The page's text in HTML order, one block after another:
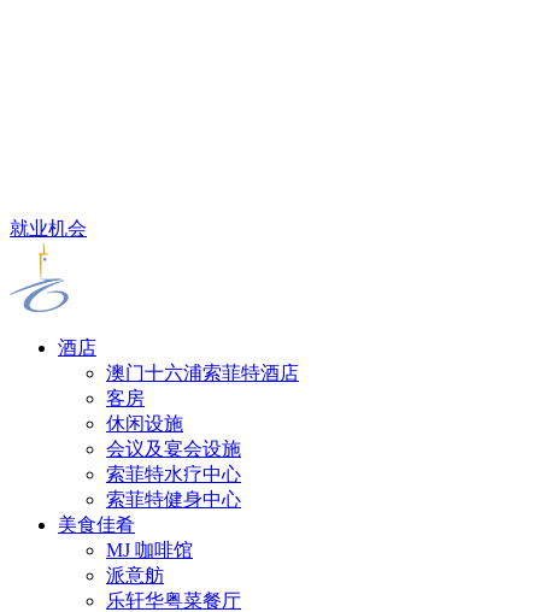
就业机会
酒店
澳门十六浦索菲特酒店
客房
休闲设施
会议及宴会设施
索菲特水疗中心
索菲特健身中心
美食佳肴
MJ 咖啡馆
派意舫
乐轩华粤菜餐厅